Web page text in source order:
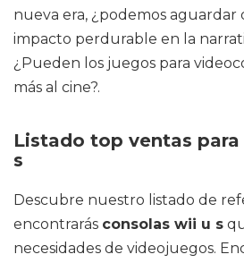
nueva era, ¿podemos
impacto perdurable en la
¿Pueden los juegos para
más al cine?.
Listado top ventas
s
Descubre nuestro listado de
encontrarás consolas wii u s
necesidades de videojuegos.